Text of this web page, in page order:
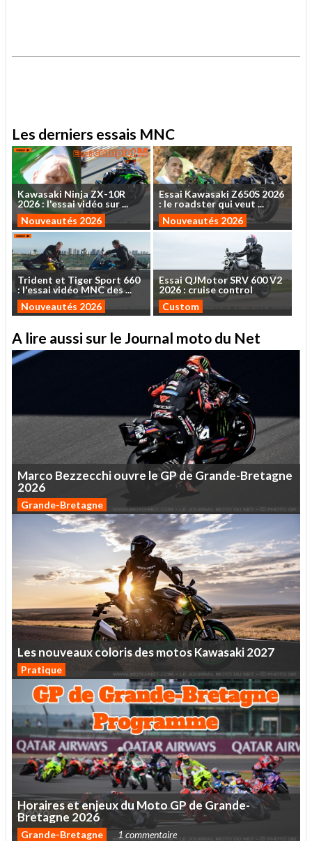
Les derniers essais MNC
Kawasaki NinjaZX-10R
2026: l'essaividéo sur...
Nouveautés 2026
Essai KawasakiZ650S 2026
: le roadsterquiveut ...
Nouveautés 2026
Trident et TigerSport 660
: l'essaividéoMNCdes...
Nouveautés 2026
EssaiQJMotorSRV 600V2
2026 : cruise control
Custom
A lire aussi sur le Journal moto du Net
Marco Bezzecchiouvre leGPde Grande-Bretagne
2026
Grande-Bretagne
LesnouveauxcolorisdesmotosKawasaki2027
Pratique
HorairesetenjeuxduMotoGPdeGrande-
Bretagne 2026
Grande-Bretagne 1 commentaire